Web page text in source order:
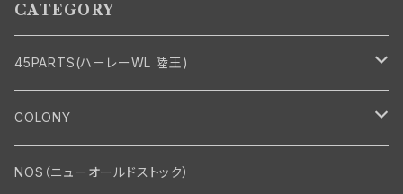
CATEGORY
45PARTS(ハーレーWL 陸王)
エンジン
エンジン・シリンダーヘッド
マフラー・インテーク・キャブレター
COLONY
Bolt・Nut
NOS（ニューオールドストック）